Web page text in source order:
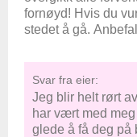
fornøyd! Hvis du
stedet å gå.
Svar fra eier:
Jeg blir helt rørt
har vært med
glede å få deg på